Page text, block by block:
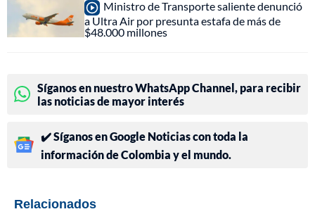
Ministro de Transporte saliente denunció
a Ultra Air por presunta estafa de más de
$48.000 millones
Síganos en nuestro WhatsApp Channel, para recibir
las noticias de mayor interés
✔️ Síganos en Google Noticias con toda la
información de Colombia y el mundo.
Relacionados